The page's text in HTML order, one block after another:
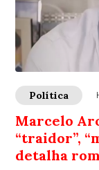
Política
Marcelo
“traidor”,
detalha